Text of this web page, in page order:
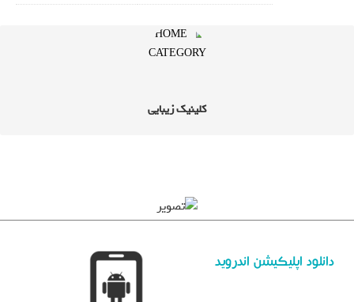
کلینیک زیبایی
دانلود اپلیکیشن اندروید